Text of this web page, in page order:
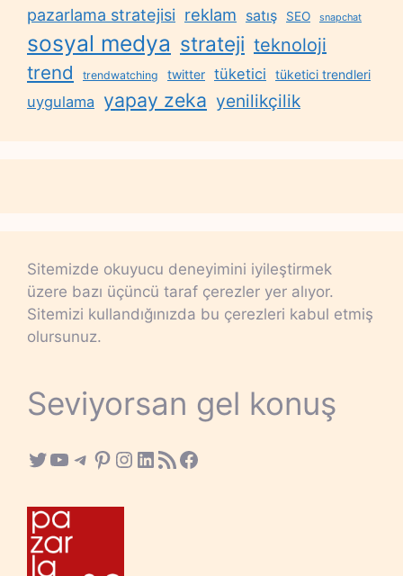
pazarlama stratejisi reklam satış SEO snapchat
sosyal medya strateji teknoloji
trend trendwatching twitter tüketici tüketici trendleri
uygulama yapay zeka yenilikçilik
Sitemizde okuyucu deneyimini iyileştirmek
üzere bazı üçüncü taraf çerezler yer alıyor.
Sitemizi kullandığınızda bu çerezleri kabul etmiş
olursunuz.
Seviyorsan gel konuş
Twitter
YouTube
Telegram
Pinterest
Instagram
LinkedIn
RSS FeedFacebook